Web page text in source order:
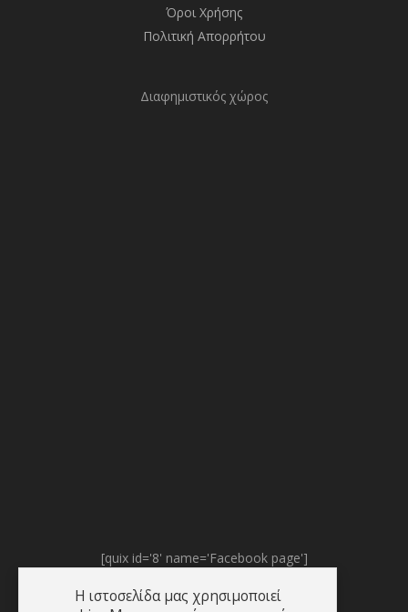
Όροι Χρήσης
Πολιτική Απορρήτου
Διαφημιστικός χώρος
[quix id='8' name='Facebook page']
Η ιστοσελίδα μας χρησιμοποιεί